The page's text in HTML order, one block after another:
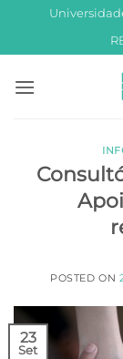
content
POSTED ON
23
Set